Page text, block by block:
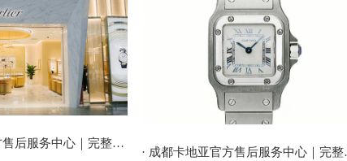
· 成都卡地亚官方售后服务中心｜完整地址与联系电话权威信息公告（2026年7月最新）
· 成都卡地亚